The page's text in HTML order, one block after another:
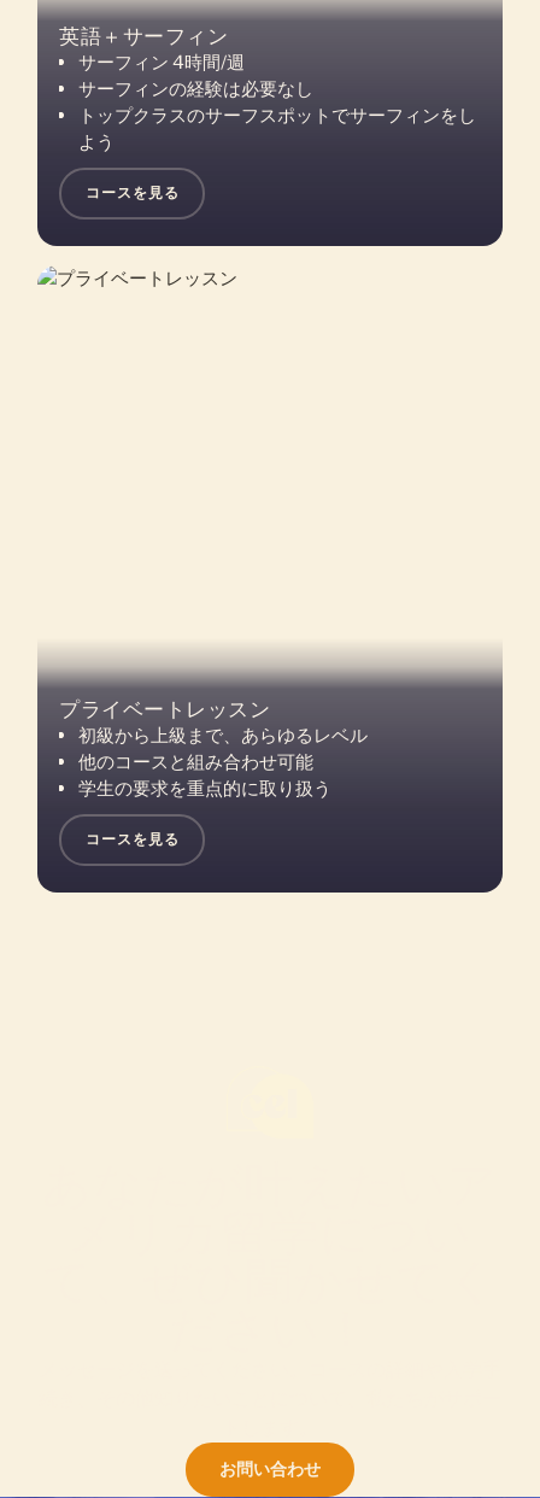
英語＋サーフィン
サーフィン 4時間/週
サーフィンの経験は必要なし
トップクラスのサーフスポットでサーフィンをし
よう
コースを見る
プライベートレッスン
初級から上級まで、あらゆるレベル
他のコースと組み合わせ可能
学生の要求を重点的に取り扱う
コースを見る
お問い合わせ